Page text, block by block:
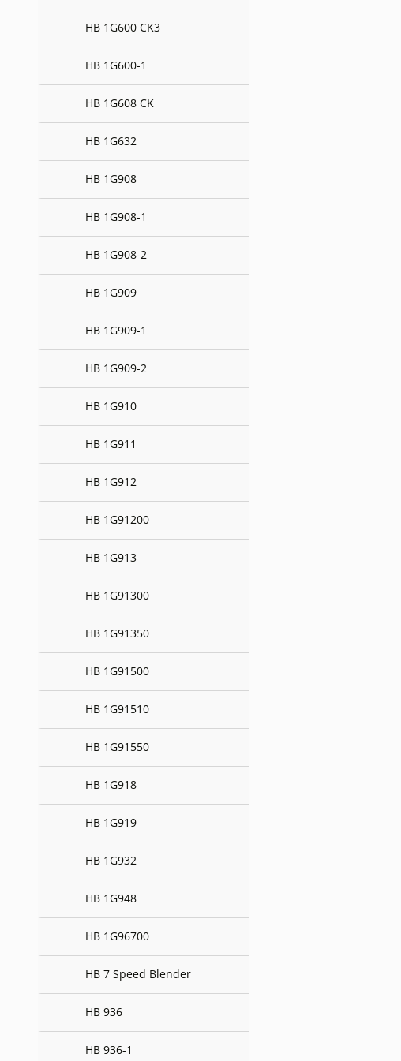
HB 1G600 CK3
HB 1G600-1
HB 1G608 CK
HB 1G632
HB 1G908
HB 1G908-1
HB 1G908-2
HB 1G909
HB 1G909-1
HB 1G909-2
HB 1G910
HB 1G911
HB 1G912
HB 1G91200
HB 1G913
HB 1G91300
HB 1G91350
HB 1G91500
HB 1G91510
HB 1G91550
HB 1G918
HB 1G919
HB 1G932
HB 1G948
HB 1G96700
HB 7 Speed Blender
HB 936
HB 936-1